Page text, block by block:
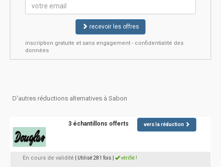
recevoir les offres
inscription gratuite et sans engagement - confidentialité des
données
D'autres réductions alternatives à Sabon
3 échantillons offerts vers la réduction
En cours de validité | Utilisé 281 fois vérifié !